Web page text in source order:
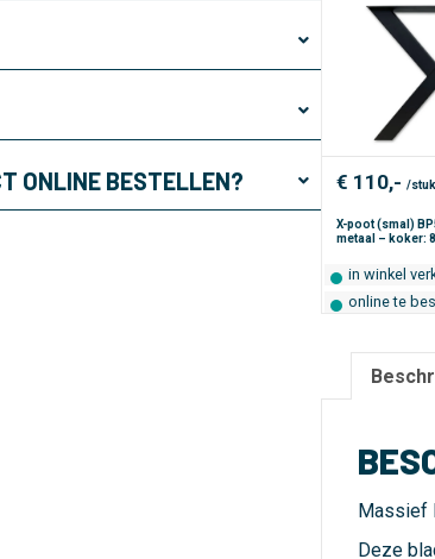
ONLINE BESTELLEN?
mm
(opgedikt)
€ 110,- /stuk
X-poot (smal)
metaal – koker:
in winkel
online te
Massief
Deze